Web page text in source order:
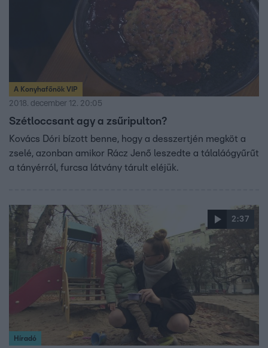
A Konyhafőnök VIP
2018. december 12. 20:05
Szétloccsant agy a zsűripulton?
Kovács Dóri bízott benne, hogy a desszertjén megköt a
zselé, azonban amikor Rácz Jenő leszedte a tálaláógyűrűt
a tányérról, furcsa látvány tárult eléjük.
2:37
Híradó